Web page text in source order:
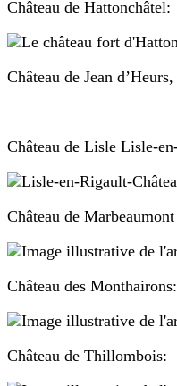
Château de Hattonchâtel:
Château de Jean
Château de Lisle Lisle-
Château de
Château des Monthairons:
Château de Thillombois: